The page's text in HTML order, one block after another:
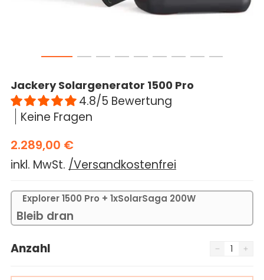
Einloggen
Jackery Solargenerator 1500 Pro
4.8/5 Bewertung
Keine Fragen
2.289,00 €
inkl. MwSt. /Versandkostenfrei
Explorer 1500 Pro + 1xSolarSaga 200W
Bleib dran
Anzahl